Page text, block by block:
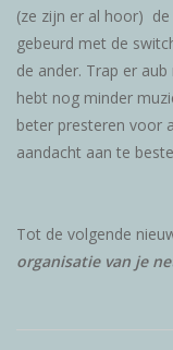
(ze zijn er al hoor)
gebeurd met de
de ander. Trap er
hebt nog minder
beter presteren voor
aandacht aan te
Tot de volgende
organisatie van je